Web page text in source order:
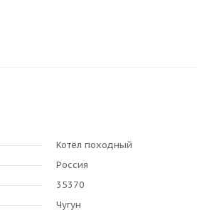
Котёл походный
Россия
35370
Чугун